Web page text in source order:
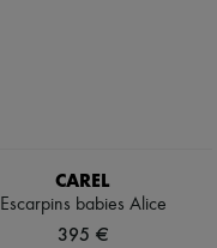
CAREL
Escarpins babies Alice
395 €